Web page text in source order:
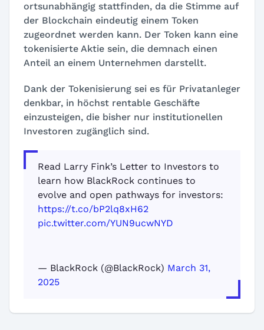
ortsunabhängig stattfinden, da die Stimme auf
der Blockchain eindeutig einem Token
zugeordnet werden kann. Der Token kann eine
tokenisierte Aktie sein, die demnach einen
Anteil an einem Unternehmen darstellt.
Dank der Tokenisierung sei es für Privatanleger
denkbar, in höchst rentable Geschäfte
einzusteigen, die bisher nur institutionellen
Investoren zugänglich sind.
Read Larry Fink’s Letter to Investors to
learn how BlackRock continues to
evolve and open pathways for investors:
https://t.co/bP2lq8xH62
pic.twitter.com/YUN9ucwNYD
— BlackRock (@BlackRock) March 31,
2025